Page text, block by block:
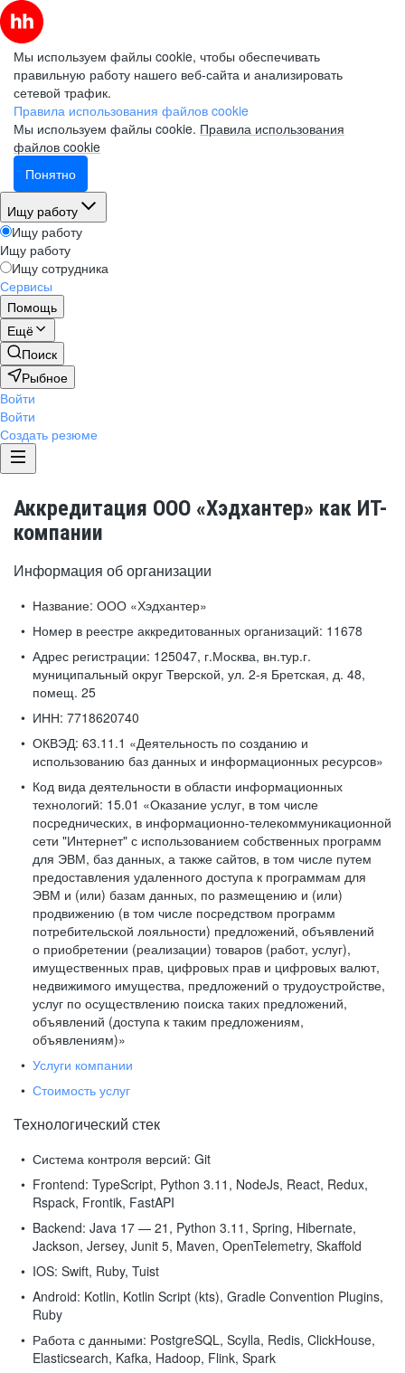
Мы используем файлы cookie, чтобы обеспечивать
правильную работу нашего веб-сайта и анализировать
сетевой трафик.
Правила использования файлов cookie
Мы используем файлы cookie. Правила использования
файлов cookie
Понятно
Ищу работу
Ищу работу
Ищу работу
Ищу сотрудника
Сервисы
Помощь
Ещё
Поиск
Рыбное
Войти
Войти
Создать резюме
Аккредитация ООО «Хэдхантер» как ИТ-
компании
Информация об организации
Название: ООО «Хэдхантер»
Номер в реестре аккредитованных организаций: 11678
Адрес регистрации: 125047, г.Москва, вн.тур.г.
муниципальный округ Тверской, ул. 2-я Бретская, д. 48,
помещ. 25
ИНН: 7718620740
ОКВЭД: 63.11.1 «Деятельность по созданию и
использованию баз данных и информационных ресурсов»
Код вида деятельности в области информационных
технологий: 15.01 «Оказание услуг, в том числе
посреднических, в информационно-телекоммуникационной
сети "Интернет" с использованием собственных программ
для ЭВМ, баз данных, а также сайтов, в том числе путем
предоставления удаленного доступа к программам для
ЭВМ и (или) базам данных, по размещению и (или)
продвижению (в том числе посредством программ
потребительской лояльности) предложений, объявлений
о приобретении (реализации) товаров (работ, услуг),
имущественных прав, цифровых прав и цифровых валют,
недвижимого имущества, предложений о трудоустройстве,
услуг по осуществлению поиска таких предложений,
объявлений (доступа к таким предложениям,
объявлениям)»
Услуги компании
Стоимость услуг
Технологический стек
Система контроля версий: Git
Frontend: TypeScript, Python 3.11, NodeJs, React, Redux,
Rspack, Frontik, FastAPI
Backend: Java 17 — 21, Python 3.11, Spring, Hibernate,
Jackson, Jersey, Junit 5, Maven, OpenTelemetry, Skaffold
IOS: Swift, Ruby, Tuist
Android: Kotlin, Kotlin Script (kts), Gradle Convention Plugins,
Ruby
Работа с данными: PostgreSQL, Scylla, Redis, ClickHouse,
Elasticsearch, Kafka, Hadoop, Flink, Spark